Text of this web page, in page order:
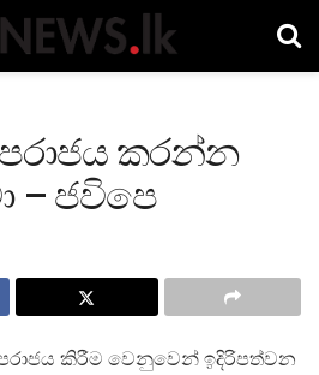
කරන්න
– ජවිපෙ
කිරීම වෙනුවෙන් ඉදිරිපත්වන